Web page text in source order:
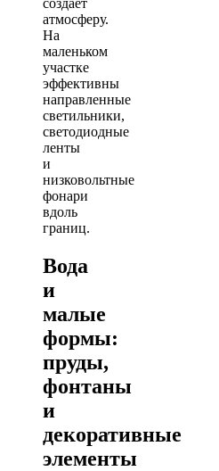
атмосферу.
На
маленьком
участке
эффективны
направленные
светильники,
светодиодные
ленты
и
низковольтные
фонари
вдоль
границ.
Вода
и
малые
формы:
пруды,
фонтаны
и
декоративные
элементы